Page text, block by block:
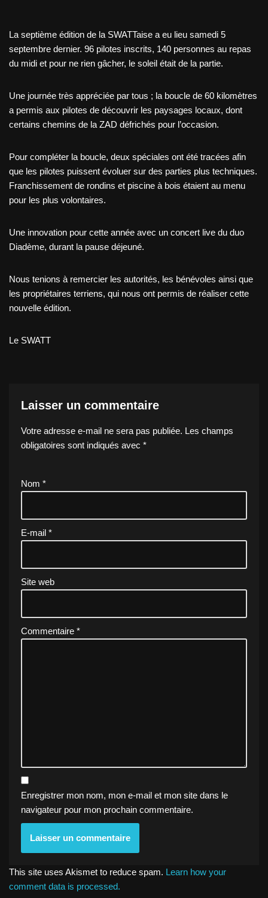
La septième édition de la SWATTaise a eu lieu samedi 5
septembre dernier. 96 pilotes inscrits, 140 personnes au repas
du midi et pour ne rien gâcher, le soleil était de la partie.
Une journée très appréciée par tous ; la boucle de 60 kilomètres
a permis aux pilotes de découvrir les paysages locaux, dont
certains chemins de la ZAD défrichés pour l’occasion.
Pour compléter la boucle, deux spéciales ont été tracées afin
que les pilotes puissent évoluer sur des parties plus techniques.
Franchissement de rondins et piscine à bois étaient au menu
pour les plus volontaires.
Une innovation pour cette année avec un concert live du duo
Diadème, durant la pause déjeuné.
Nous tenions à remercier les autorités, les bénévoles ainsi que
les propriétaires terriens, qui nous ont permis de réaliser cette
nouvelle édition.
Le SWATT
Laisser un commentaire
Votre adresse e-mail ne sera pas publiée. Les champs
obligatoires sont indiqués avec *
Nom *
E-mail *
Site web
Commentaire *
Enregistrer mon nom, mon e-mail et mon site dans le
navigateur pour mon prochain commentaire.
This site uses Akismet to reduce spam. Learn how your
comment data is processed.